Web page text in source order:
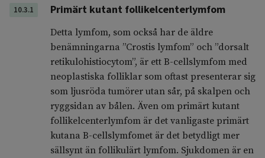
10.3.1 Primärt kutant follikelcenterlymfom
Detta lymfom, som också har de äldre
benämningarna ”Crostis lymfom” och ”dorsalt
retikulohistiocytom”, är ett B-cellslymfom med
neoplastiska folliklar som oftast presenterar sig
som ljusröda tumörer utan sår, på skalpen och
ryggsidan av bålen. Även om primärt kutant
follikelcenterlymfom är det vanligaste primärt
kutana B-cellslymfomet är det betydligt mer
sällsynt än follikulärt lymfom. Sjukdomen är en